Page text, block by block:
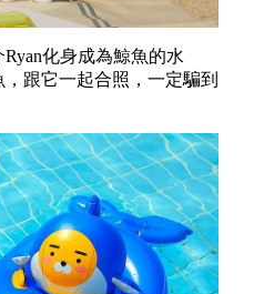
化身成為鯨魚的水
跟它一起合照，一定騙到